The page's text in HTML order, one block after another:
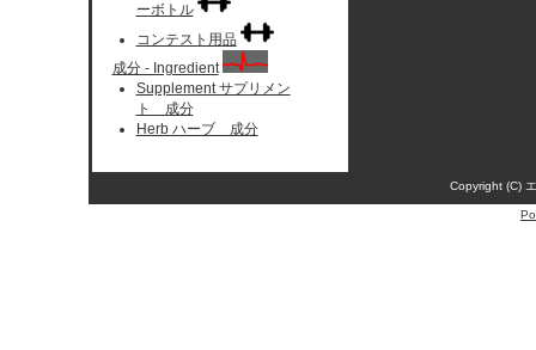
ーボトル
コンテスト用品
成分 - Ingredient
Supplement サプリメン
ト 成分
Herb ハーブ 成分
Copyright (C)